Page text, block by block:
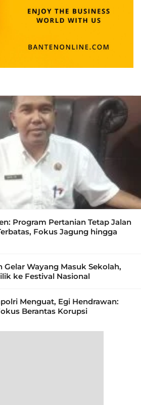
Program Pertanian Tetap Jalan
Fokus Jagung hingga
Wayang Masuk Sekolah,
ke Festival Nasional
Menguat, Egi Hendrawan:
Berantas Korupsi